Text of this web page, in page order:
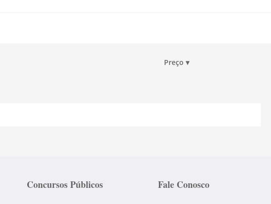
Preço ▾
Concursos Públicos Fale Conosco